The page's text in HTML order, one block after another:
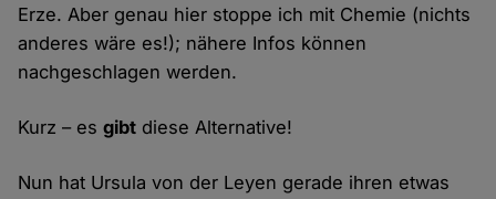
Erze. Aber genau hier stoppe ich mit Chemie (nichts
anderes wäre es!); nähere Infos können
nachgeschlagen werden.
Kurz – esgibt diese Alternative!
Nun hat Ursula von der Leyen gerade ihren etwas